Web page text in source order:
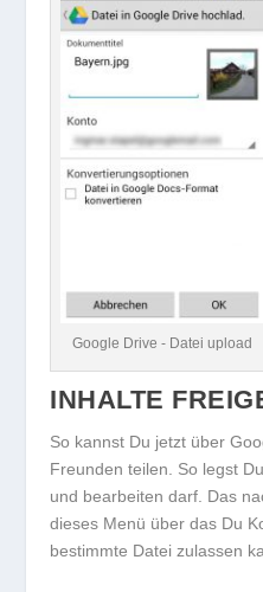
Google Drive - Datei upload
INHALTE
So kannst Du jetzt über
Freunden teilen. So legst
und bearbeiten darf. Das
dieses Menü über das Du
bestimmte Datei zulassen